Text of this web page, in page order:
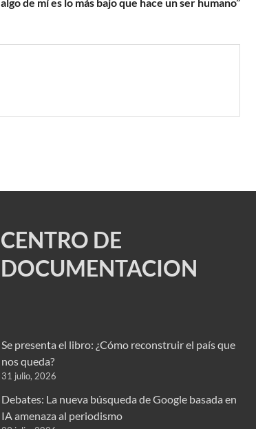
algo de mí es lo más bajo que hace un ser humano”
CENTRO DE
DOCUMENTACION
Se presenta el libro: ¿Cómo reconstruir el país que
nos queda?
31 julio, 2026
Debates: La nueva búsqueda de Google basada en
IA amenaza al periodismo